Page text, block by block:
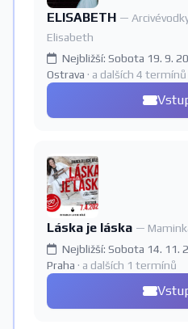
ELISABETH —
Elisabeth
Nejbližší: Sobota 19. 9.
Ostrava · a dalších 4 termínů
Láska je láska —
Nejbližší: Sobota 14. 11.
Praha · a dalších 1 termínů